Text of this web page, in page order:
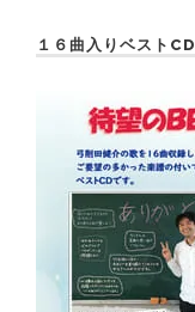
１６曲入りベストCD